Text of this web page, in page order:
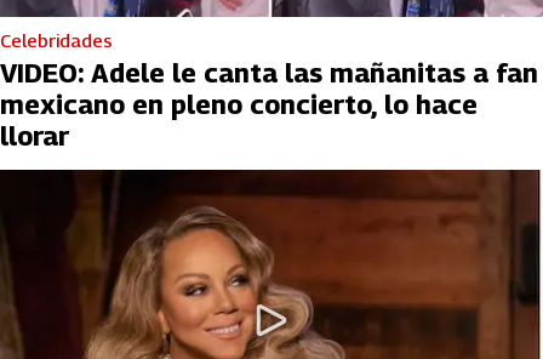
Celebridades
VIDEO: Adele le canta las mañanitas a fan
mexicano en pleno concierto, lo hace
llorar